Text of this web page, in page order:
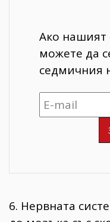
Ако нашият
можете да
седмичния
6. Нервната